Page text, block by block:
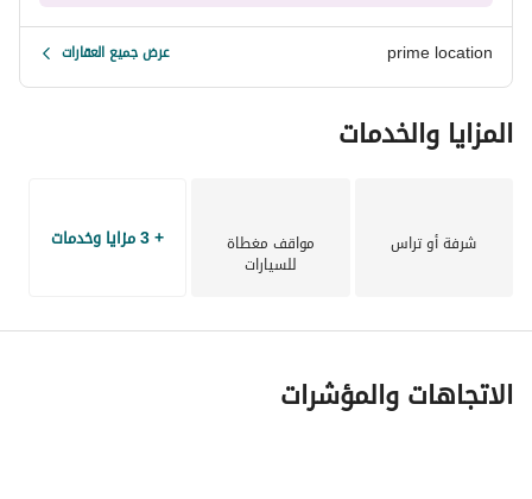
prime location عرض جميع العقارات
المزايا والخدمات
شرفة أو تراس مواقف مغطاة
للسيارات
+ 3 مزايا وخدمات
الاتجاهات والمؤشرات